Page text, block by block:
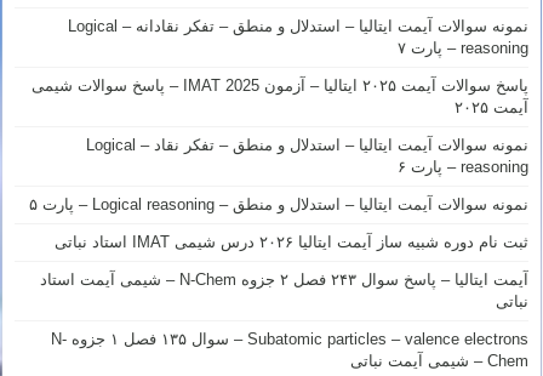
نمونه سوالات آیمت ایتالیا – استدلال و منطق – تفکر نقادانه – Logical
reasoning – پارت ۷
پاسخ سوالات آیمت ۲۰۲۵ ایتالیا – آزمون IMAT 2025 – پاسخ سوالات شیمی
آیمت ۲۰۲۵
نمونه سوالات آیمت ایتالیا – استدلال و منطق – تفکر نقاد – Logical
reasoning – پارت ۶
نمونه سوالات آیمت ایتالیا – استدلال و منطق – Logical reasoning – پارت ۵
ثبت نام دوره شبیه ساز آیمت ایتالیا ۲۰۲۶ درس شیمی IMAT استاد نباتی
آیمت ایتالیا – پاسخ سوال ۲۴۳ فصل ۲ جزوه N-Chem – شیمی آیمت استاد
نباتی
Subatomic particles – valence electrons – سوال ۱۳۵ فصل ۱ جزوه N-
Chem – شیمی آیمت نباتی